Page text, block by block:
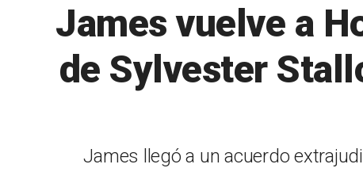
James vuelve a
de Sylvester
James llegó a un acuerdo